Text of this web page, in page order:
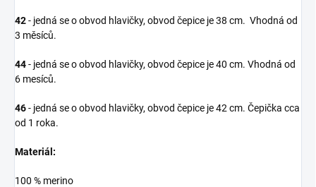
42- jedná se o obvod hlavičky, obvod čepice je 38 cm. Vhodná od
3 měsíců.
44- jedná se o obvod hlavičky, obvod čepice je 40 cm. Vhodná od
6 mesíců.
46- jedná se o obvod hlavičky, obvod čepice je 42 cm. Čepička cca
od 1 roka.
Materiál:
100 % merino